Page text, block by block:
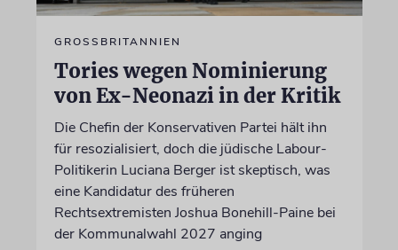
GROSSBRITANNIEN
Tories wegen Nominierung
von Ex-Neonazi in der Kritik
Die Chefin der Konservativen Partei hält ihn
für resozialisiert, doch die jüdische Labour-
Politikerin Luciana Berger ist skeptisch, was
eine Kandidatur des früheren
Rechtsextremisten Joshua Bonehill-Paine bei
der Kommunalwahl 2027 anging